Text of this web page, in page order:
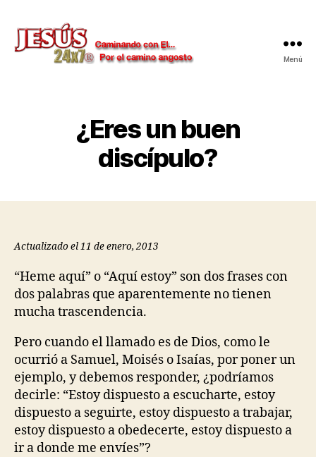
Menú
¿Eres un buen
discípulo?
Actualizado el 11 de enero, 2013
“Heme aquí” o “Aquí estoy” son dos frases con
dos palabras que aparentemente no tienen
mucha trascendencia.
Pero cuando el llamado es de Dios, como le
ocurrió a Samuel, Moisés o Isaías, por poner un
ejemplo, y debemos responder, ¿podríamos
decirle: “Estoy dispuesto a escucharte, estoy
dispuesto a seguirte, estoy dispuesto a trabajar,
estoy dispuesto a obedecerte, estoy dispuesto a
ir a donde me envíes”?